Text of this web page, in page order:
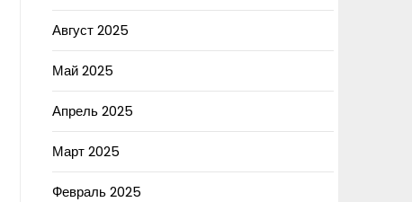
Август 2025
Май 2025
Апрель 2025
Март 2025
Февраль 2025